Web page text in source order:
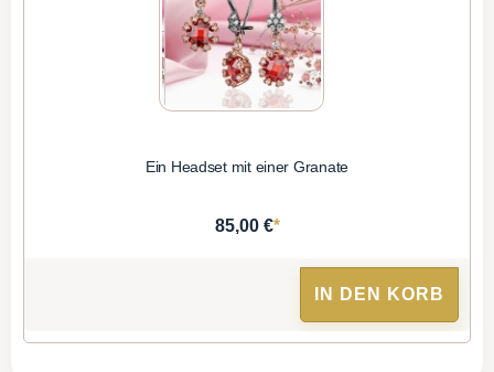
Ein Headset mit einer Granate
85,00 €*
IN DEN KORB